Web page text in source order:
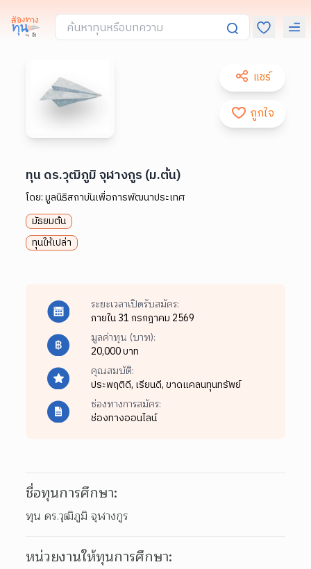
แชร์
ถูกใจ
ทุน ดร.วุฒิภูมิ จุฬางกูร (ม.ต้น)
โดย:มูลนิธิสถาบันเพื่อการพัฒนาประเทศ
มัธยมต้น
ทุนให้เปล่า
ระยะเวลาเปิดรับสมัคร:
ภายใน 31 กรกฎาคม 2569
มูลค่าทุน (บาท):
20,000 บาท
คุณสมบัติ:
ประพฤติดี, เรียนดี,ขาดแคลนทุนทรัพย์
ช่องทางการสมัคร:
ช่องทางออนไลน์
ชื่อทุนการศึกษา:
ทุน ดร.วุฒิภูมิ จุฬางกูร
หน่วยงานให้ทุนการศึกษา: